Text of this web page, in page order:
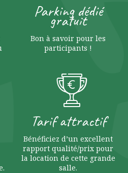
Parking dédié
gratuit
Bon à savoir pour les
participants !
Tarif attractif
Bénéficiez d’un excellent
rapport qualité/prix pour
la location de cette grande
salle.